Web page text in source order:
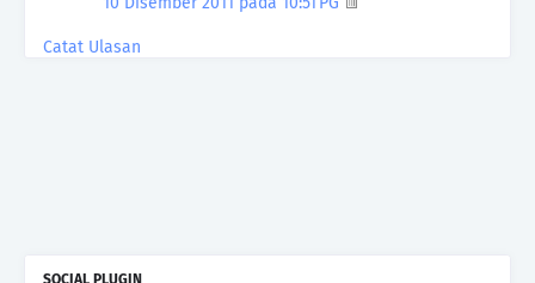
Catat Ulasan
SOCIAL PLUGIN